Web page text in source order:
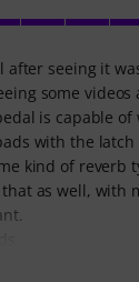
after seeing it
some
is capable of
with the latch
kind of reverb
as well, with